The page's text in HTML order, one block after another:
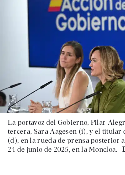
La portavoz del Gobierno, Pilar
tercera, Sara Aagesen (i), y el titular
(d), en la rueda de prensa posterior
24 de junio de 2025, en la Moncloa. |